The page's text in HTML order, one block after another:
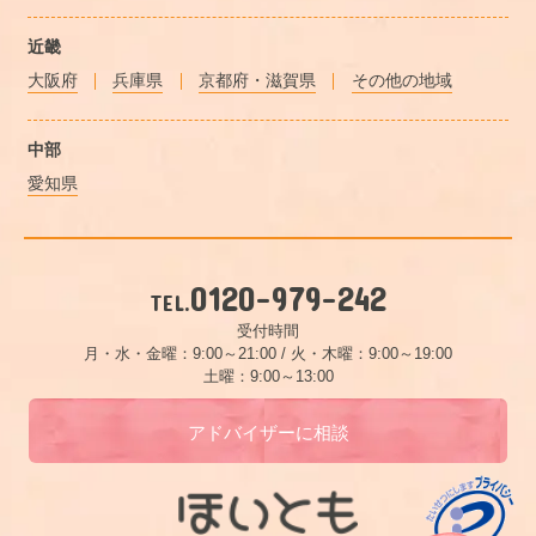
近畿
大阪府
兵庫県 京都府・滋賀県 その他の地域
中部
愛知県
TEL.0120-979-242
受付時間
月・水・金曜：9:00～21:00 / 火・木曜：9:00～19:00
土曜：9:00～13:00
アドバイザーに相談